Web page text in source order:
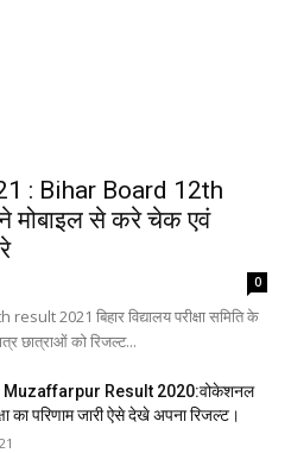
: Bihar Board 12th
मोबाइल से करे चेक एवं
0
2021 बिहार विद्यालय परीक्षा समिति के
छात्राओं को रिजल्ट...
Muzaffarpur Result 2020:वोकेशनल
का परिणाम जारी ऐसे देखे अपना रिजल्ट।